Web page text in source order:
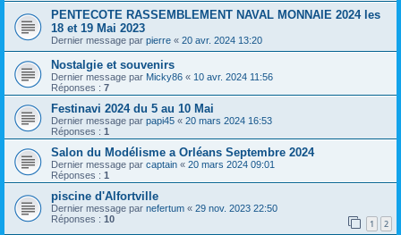
PENTECOTE RASSEMBLEMENT NAVAL MONNAIE 2024 les
18 et 19 Mai 2023
Dernier message par pierre « 20 avr. 2024 13:20
Nostalgie et souvenirs
Dernier message par Micky86 « 10 avr. 2024 11:56
Réponses : 7
Festinavi 2024 du 5 au 10 Mai
Dernier message par papi45 « 20 mars 2024 16:53
Réponses : 1
Salon du Modélisme a Orléans Septembre 2024
Dernier message par captain « 20 mars 2024 09:01
Réponses : 1
piscine d'Alfortville
Dernier message par nefertum « 29 nov. 2023 22:50
Réponses : 10 1 2